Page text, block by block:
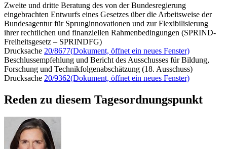
Zweite und dritte Beratung des von der Bundesregierung
eingebrachten Entwurfs eines Gesetzes über die Arbeitsweise der
Bundesagentur für Sprunginnovationen und zur Flexibilisierung
ihrer rechtlichen und finanziellen Rahmenbedingungen (SPRIND-
Freiheitsgesetz – SPRINDFG)
Drucksache 20/8677(Dokument, öffnet ein neues Fenster)
Beschlussempfehlung und Bericht des Ausschusses für Bildung,
Forschung und Technikfolgenabschätzung (18. Ausschuss)
Drucksache 20/9362(Dokument, öffnet ein neues Fenster)
Reden zu diesem Tagesordnungspunkt